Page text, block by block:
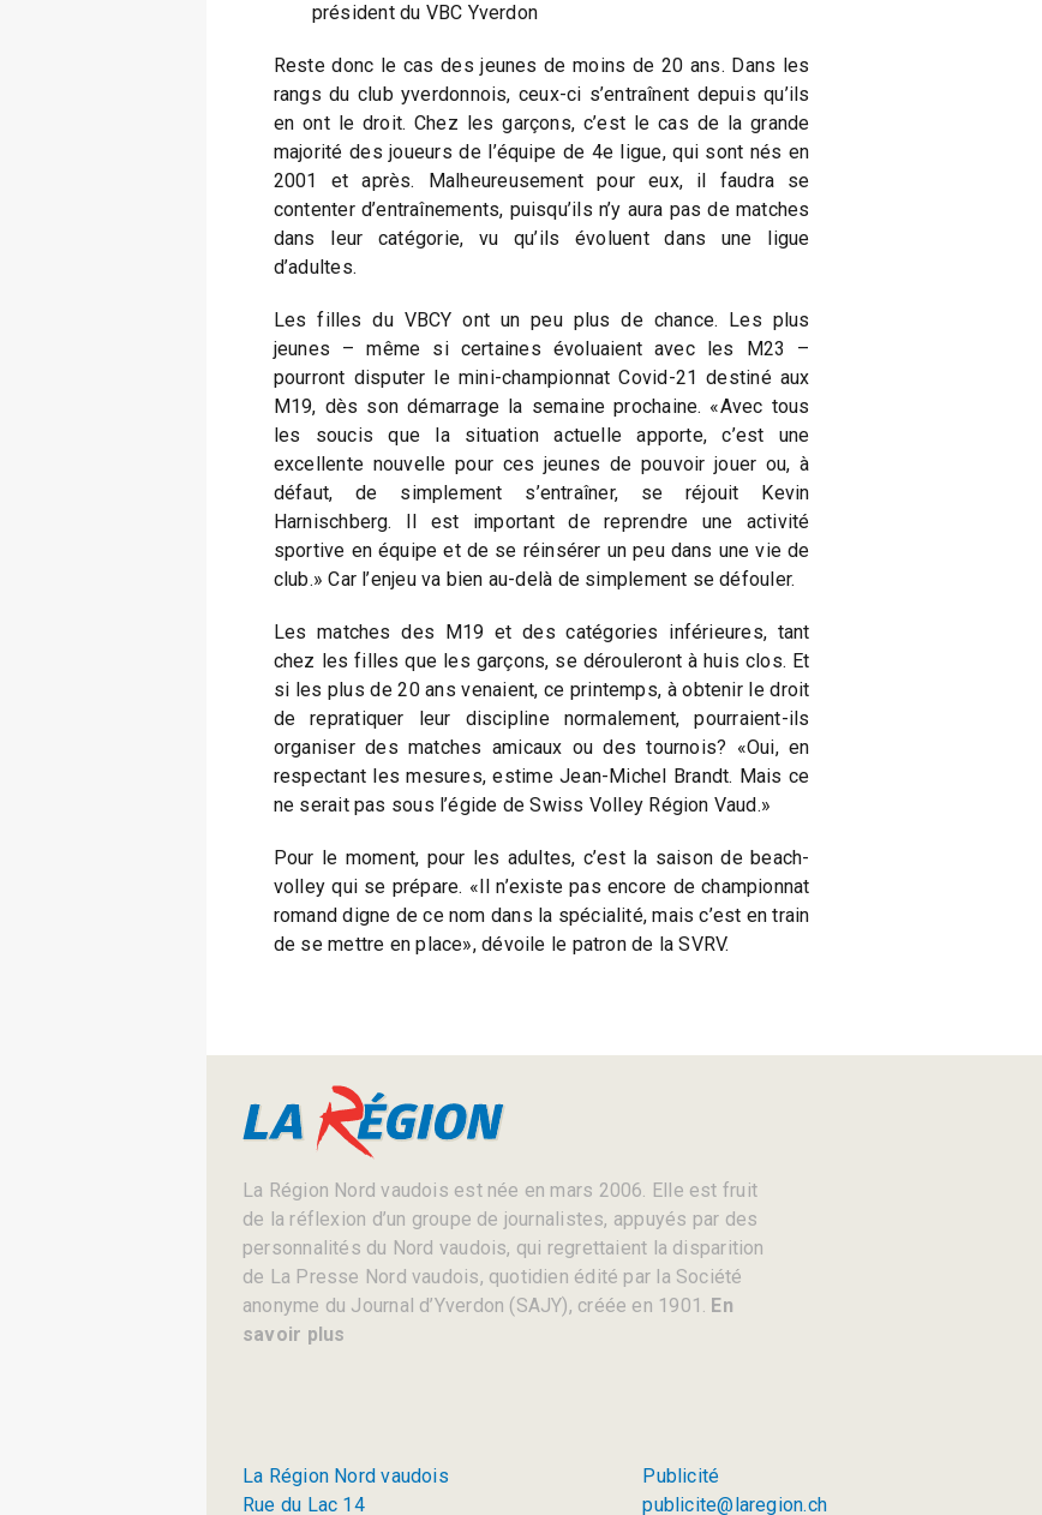
président du VBC Yverdon
Reste donc le cas des jeunes de moins de 20 ans. Dans les
rangs du club yverdonnois, ceux-ci s’entraînent depuis qu’ils
en ont le droit. Chez les garçons, c’est le cas de la grande
majorité des joueurs de l’équipe de 4e ligue, qui sont nés en
2001 et après. Malheureusement pour eux, il faudra se
contenter d’entraînements, puisqu’ils n’y aura pas de matches
dans leur catégorie, vu qu’ils évoluent dans une ligue
d’adultes.
Les filles du VBCY ont un peu plus de chance. Les plus
jeunes – même si certaines évoluaient avec les M23 –
pourront disputer le mini-championnat Covid-21 destiné aux
M19, dès son démarrage la semaine prochaine. «Avec tous
les soucis que la situation actuelle apporte, c’est une
excellente nouvelle pour ces jeunes de pouvoir jouer ou, à
défaut, de simplement s’entraîner, se réjouit Kevin
Harnischberg. Il est important de reprendre une activité
sportive en équipe et de se réinsérer un peu dans une vie de
club.» Car l’enjeu va bien au-delà de simplement se défouler.
Les matches des M19 et des catégories inférieures, tant
chez les filles que les garçons, se dérouleront à huis clos. Et
si les plus de 20 ans venaient, ce printemps, à obtenir le droit
de repratiquer leur discipline normalement, pourraient-ils
organiser des matches amicaux ou des tournois? «Oui, en
respectant les mesures, estime Jean-Michel Brandt. Mais ce
ne serait pas sous l’égide de Swiss Volley Région Vaud.»
Pour le moment, pour les adultes, c’est la saison de beach-
volley qui se prépare. «Il n’existe pas encore de championnat
romand digne de ce nom dans la spécialité, mais c’est en train
de se mettre en place», dévoile le patron de la SVRV.
La Région Nord vaudois est née en mars 2006. Elle est fruit
de la réflexion d’un groupe de journalistes, appuyés par des
personnalités du Nord vaudois, qui regrettaient la disparition
de La Presse Nord vaudois, quotidien édité par la Société
anonyme du Journal d’Yverdon (SAJY), créée en 1901. En
savoir plus
La Région Nord vaudois
Rue du Lac 14
Publicité
publicite@laregion.ch